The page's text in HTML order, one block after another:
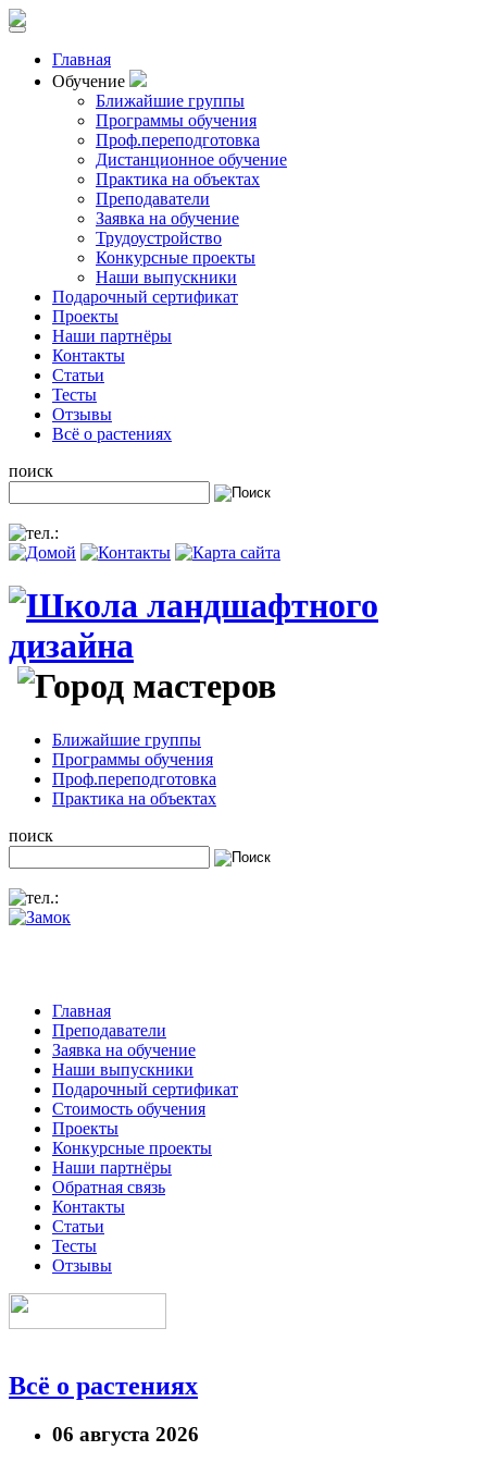
Главная
Обучение
Ближайшие группы
Программы обучения
Проф.переподготовка
Дистанционное обучение
Практика на объектах
Преподаватели
Заявка на обучение
Трудоустройство
Конкурсные проекты
Наши выпускники
Подарочный сертификат
Проекты
Наши партнёры
Контакты
Статьи
Тесты
Отзывы
Всё о растениях
поиск
Ближайшие группы
Программы обучения
Проф.переподготовка
Практика на объектах
поиск
Главная
Преподаватели
Заявка на обучение
Наши выпускники
Подарочный сертификат
Стоимость обучения
Проекты
Конкурсные проекты
Наши партнёры
Обратная связь
Контакты
Статьи
Тесты
Отзывы
Всё о растениях
06 августа 2026